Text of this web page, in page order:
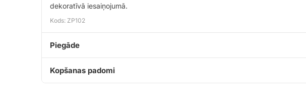
dekoratīvā iesaiņojumā.
Kods: ZP102
Piegāde
Kopšanas padomi